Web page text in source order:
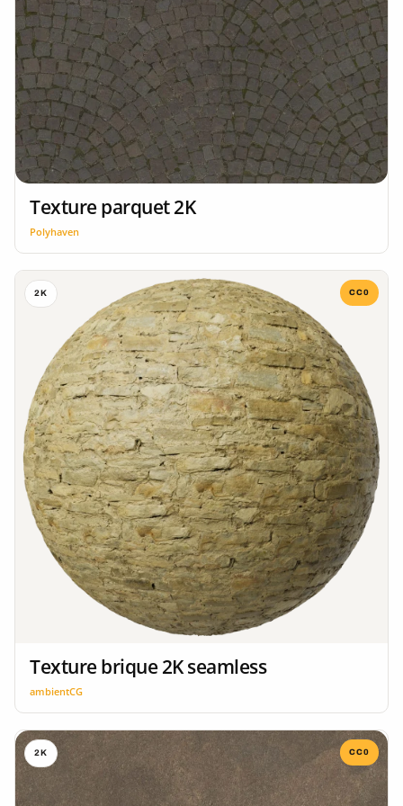
Texture parquet 2K
Polyhaven
2K CC0
Texture brique 2K seamless
ambientCG
2K CC0